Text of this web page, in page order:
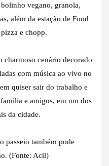
vegano, granola,
além da estação de Food
e chopp.
charmoso cenário decorado
com música ao vivo no
quiser sair do trabalho e
e amigos, em um dos
da cidade.
passeio também pode
(Fonte: Acil)